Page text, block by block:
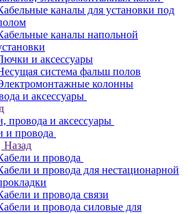
каналы для установки под
каналы напольной
и аксессуары
система фальш полов
колонны
и аксессуары
провода и аксессуары
и провода
Назад
и провода
и провода для нестационарной
и провода связи
и провода силовые для